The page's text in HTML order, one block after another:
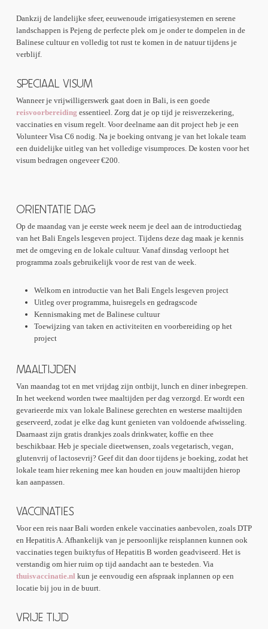
Dankzij de landelijke sfeer, eeuwenoude irrigatiesystemen en serene
landschappen is Pejeng de perfecte plek om je onder te dompelen in de
Balinese cultuur en volledig tot rust te komen in de natuur tijdens je
verblijf.
SPECIAAL VISUM
Wanneer je vrijwilligerswerk gaat doen in Bali, is een goede
reisvoorbereiding essentieel. Zorg dat je op tijd je reisverzekering,
vaccinaties en visum regelt. Voor deelname aan dit project heb je een
Volunteer Visa C6 nodig. Na je boeking ontvang je van het lokale team
een duidelijke uitleg van het volledige visumproces. De kosten voor het
visum bedragen ongeveer €200.
ORIENTATIE DAG
Op de maandag van je eerste week neem je deel aan de introductiedag
van het Bali Engels lesgeven project. Tijdens deze dag maak je kennis
met de omgeving en de lokale cultuur. Vanaf dinsdag verloopt het
programma zoals gebruikelijk voor de rest van de week.
Welkom en introductie van het Bali Engels lesgeven project
Uitleg over programma, huisregels en gedragscode
Kennismaking met de Balinese cultuur
Toewijzing van taken en activiteiten en voorbereiding op het
project
MAALTIJDEN
Van maandag tot en met vrijdag zijn ontbijt, lunch en diner inbegrepen.
In het weekend worden twee maaltijden per dag verzorgd. Er wordt een
gevarieerde mix van lokale Balinese gerechten en westerse maaltijden
geserveerd, zodat je elke dag kunt genieten van voldoende afwisseling.
Daarnaast zijn gratis drankjes zoals drinkwater, koffie en thee
beschikbaar. Heb je speciale dieetwensen, zoals vegetarisch, vegan,
glutenvrij of lactosevrij? Geef dit dan door tijdens je boeking, zodat het
lokale team hier rekening mee kan houden en jouw maaltijden hierop
kan aanpassen.
VACCINATIES
Voor een reis naar Bali worden enkele vaccinaties aanbevolen, zoals DTP
en Hepatitis A. Afhankelijk van je persoonlijke reisplannen kunnen ook
vaccinaties tegen buiktyfus of Hepatitis B worden geadviseerd. Het is
verstandig om hier ruim op tijd aandacht aan te besteden. Via
thuisvaccinatie.nl kun je eenvoudig een afspraak inplannen op een
locatie bij jou in de buurt.
VRIJE TIJD